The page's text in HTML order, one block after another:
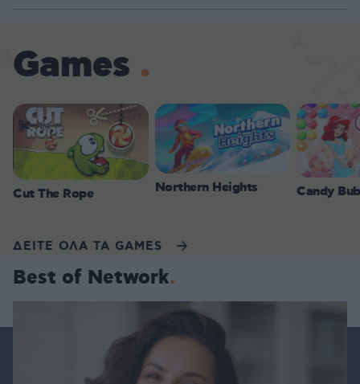
Games
Cut The Rope Northern Heights Candy
ΔΕΙΤΕ ΟΛΑ ΤΑ GAMES
Best of Network